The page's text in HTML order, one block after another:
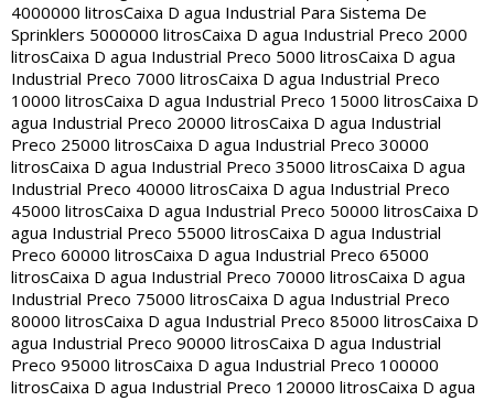
4000000 litrosCaixa D agua Industrial Para Sistema De
Sprinklers 5000000 litrosCaixa D agua Industrial Preco 2000
litrosCaixa D agua Industrial Preco 5000 litrosCaixa D agua
Industrial Preco 7000 litrosCaixa D agua Industrial Preco
10000 litrosCaixa D agua Industrial Preco 15000 litrosCaixa D
agua Industrial Preco 20000 litrosCaixa D agua Industrial
Preco 25000 litrosCaixa D agua Industrial Preco 30000
litrosCaixa D agua Industrial Preco 35000 litrosCaixa D agua
Industrial Preco 40000 litrosCaixa D agua Industrial Preco
45000 litrosCaixa D agua Industrial Preco 50000 litrosCaixa D
agua Industrial Preco 55000 litrosCaixa D agua Industrial
Preco 60000 litrosCaixa D agua Industrial Preco 65000
litrosCaixa D agua Industrial Preco 70000 litrosCaixa D agua
Industrial Preco 75000 litrosCaixa D agua Industrial Preco
80000 litrosCaixa D agua Industrial Preco 85000 litrosCaixa D
agua Industrial Preco 90000 litrosCaixa D agua Industrial
Preco 95000 litrosCaixa D agua Industrial Preco 100000
litrosCaixa D agua Industrial Preco 120000 litrosCaixa D agua